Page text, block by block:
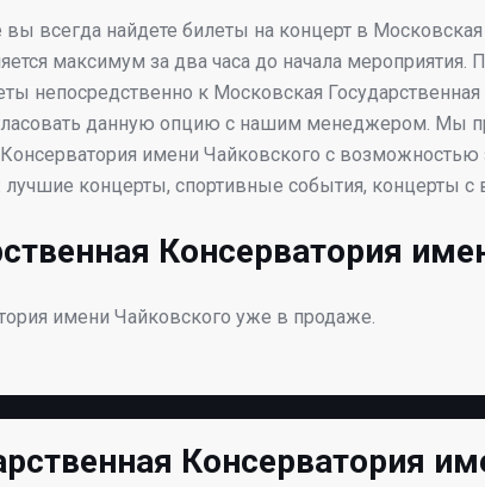
всегда найдете билеты на концерт в
максимум за два часа до начала
непосредственно к Московская
данную опцию с нашим менеджером. Мы
имени Чайковского с возможностью
концерты, спортивные события, концерты
Консерватория
имени Чайковского уже в продаже.
Консерватория